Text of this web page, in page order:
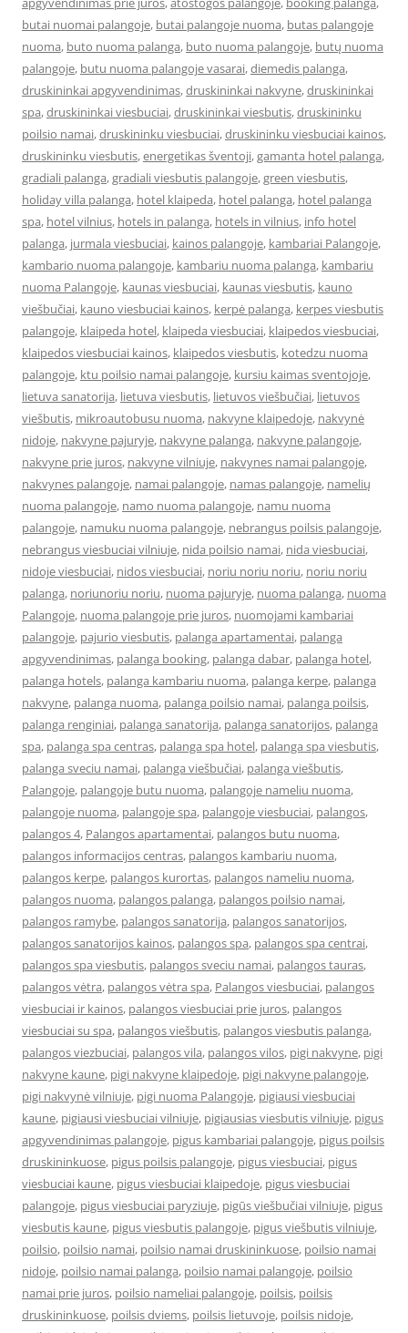
butai nuomai palangoje, butai palangoje nuoma, butas palangoje
nuoma, buto nuoma palanga, buto nuoma palangoje, butų nuoma
palangoje, butu nuoma palangoje vasarai,diemedis palanga,
druskininkai apgyvendinimas,druskininkai nakvyne,druskininkai
spa,druskininkai viesbuciai,druskininkai viesbutis,druskininku
poilsio namai,druskininku viesbuciai,druskininku viesbuciai kainos,
druskininku viesbutis,energetikas šventoji,gamanta hotel palanga,
gradiali palanga,gradiali viesbutis palangoje,green viesbutis,
holiday villa palanga, hotel klaipeda, hotel palanga, hotel palanga
spa, hotel vilnius, hotels in palanga, hotels in vilnius, info hotel
palanga, jurmala viesbuciai, kainos palangoje, kambariai Palangoje,
kambario nuoma palangoje, kambariu nuoma palanga, kambariu
nuoma Palangoje, kaunas viesbuciai, kaunas viesbutis, kauno
viešbučiai, kauno viesbuciai kainos, kerpė palanga, kerpes viesbutis
palangoje, klaipeda hotel, klaipeda viesbuciai, klaipedos viesbuciai,
klaipedos viesbuciai kainos, klaipedos viesbutis, kotedzu nuoma
palangoje, ktu poilsio namai palangoje, kursiu kaimas sventojoje,
lietuva sanatorija, lietuva viesbutis, lietuvos viešbučiai, lietuvos
viešbutis, mikroautobusu nuoma, nakvyne klaipedoje, nakvynė
nidoje, nakvyne pajuryje, nakvyne palanga, nakvyne palangoje,
nakvyne prie juros, nakvyne vilniuje, nakvynes namai palangoje,
nakvynes palangoje, namai palangoje, namas palangoje, namelių
nuoma palangoje, namo nuoma palangoje, namu nuoma
palangoje, namuku nuoma palangoje, nebrangus poilsis palangoje,
nebrangus viesbuciai vilniuje, nida poilsio namai, nida viesbuciai,
nidoje viesbuciai, nidos viesbuciai, noriu noriu noriu, noriu noriu
palanga, noriunoriu noriu, nuoma pajuryje, nuoma palanga, nuoma
Palangoje, nuoma palangoje prie juros, nuomojami kambariai
palangoje, pajurio viesbutis, palanga apartamentai, palanga
apgyvendinimas, palanga booking, palanga dabar, palanga hotel,
palanga hotels, palanga kambariu nuoma, palanga kerpe, palanga
nakvyne, palanga nuoma, palanga poilsio namai, palanga poilsis,
palanga renginiai, palanga sanatorija, palanga sanatorijos, palanga
spa, palanga spa centras, palanga spa hotel, palanga spa viesbutis,
palanga sveciu namai, palanga viešbučiai, palanga viešbutis,
Palangoje, palangoje butu nuoma, palangoje nameliu nuoma,
palangoje nuoma, palangoje spa, palangoje viesbuciai, palangos,
palangos 4, Palangos apartamentai, palangos butu nuoma,
palangos informacijos centras, palangos kambariu nuoma,
palangos kerpe, palangos kurortas, palangos nameliu nuoma,
palangos nuoma, palangos palanga, palangos poilsio namai,
palangos ramybe, palangos sanatorija, palangos sanatorijos,
palangos sanatorijos kainos, palangos spa, palangos spa centrai,
palangos spa viesbutis, palangos sveciu namai, palangos tauras,
palangos vėtra, palangos vėtra spa, Palangos viesbuciai, palangos
viesbuciai ir kainos, palangos viesbuciai prie juros, palangos
viesbuciai su spa, palangos viešbutis, palangos viesbutis palanga,
palangos viezbuciai, palangos vila, palangos vilos, pigi nakvyne, pigi
nakvyne kaune, pigi nakvyne klaipedoje, pigi nakvyne palangoje,
pigi nakvynė vilniuje, pigi nuoma Palangoje, pigiausi viesbuciai
kaune, pigiausi viesbuciai vilniuje, pigiausias viesbutis vilniuje, pigus
apgyvendinimas palangoje, pigus kambariai palangoje, pigus poilsis
druskininkuose, pigus poilsis palangoje, pigus viesbuciai, pigus
viesbuciai kaune, pigus viesbuciai klaipedoje, pigus viesbuciai
palangoje, pigus viesbuciai paryziuje, pigūs viešbučiai vilniuje, pigus
viesbutis kaune, pigus viesbutis palangoje, pigus viešbutis vilniuje,
poilsio, poilsio namai, poilsio namai druskininkuose, poilsio namai
nidoje, poilsio namai palanga, poilsio namai palangoje, poilsio
namai prie juros, poilsio nameliai palangoje, poilsis, poilsis
druskininkuose, poilsis dviems, poilsis lietuvoje, poilsis nidoje,